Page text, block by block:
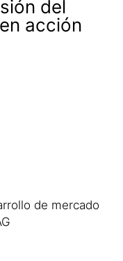
del
acción
de mercado